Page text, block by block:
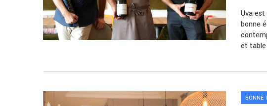
Uva
bonne
et table
BONNE